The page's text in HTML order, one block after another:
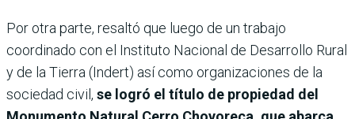
Por otra parte, resaltó que luego de un trabajo
coordinado con el Instituto Nacional de Desarrollo Rural
y de la Tierra (Indert) así como organizaciones de la
sociedad civil, se logró el título de propiedad del